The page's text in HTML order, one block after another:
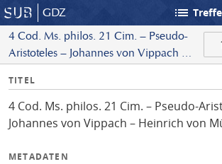
GDZ list
4 Cod. Ms. philos. 21 Cim. – Pseudo-
Aristoteles – Johannes von Vippach –
I
f
o
TITEL
4 Cod. Ms. philos. 21 Cim. – Pseudo-
Johannes von Vippach – Heinrich von
METADATEN